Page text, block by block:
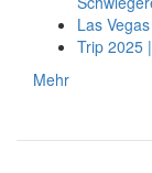
Las
Trip 2025
Mehr